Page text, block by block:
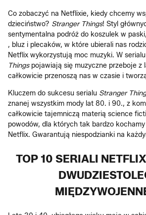
Co zobaczyć na Netflixie, kiedy chcemy
dzieciństwo? Stranger Things! Styl
sentymentalna podróż do koszulek w paski,
, bluz i plecaków, w które ubierali nas
Netflix wykorzystują moc muzyki. W
Thingspojawiają się muzyczne przeboje z
całkowicie przenoszą nas w czasie i
Kluczem do sukcesu serialu Stranger
znanej wszystkim mody lat 80. i 90., z
całkowicie tajemniczą materią science
powodów, dla których tak bardzo
Netflix. Gwarantują niespodzianki na
TOP 10 SERIALI